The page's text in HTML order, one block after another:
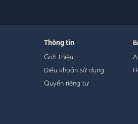
Thông tin
Giới thiệu
Điều khoản sử dụng
Quyền riêng tư